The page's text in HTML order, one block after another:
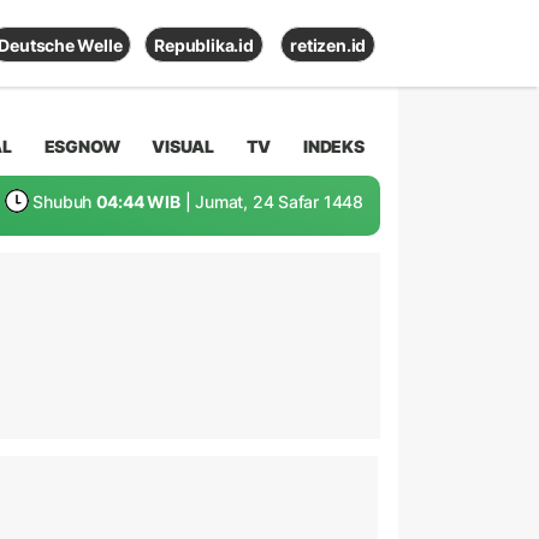
Deutsche Welle Republika.id retizen.id
ESGNOW VISUAL TV INDEKS
Shubuh 04:44 WIB | Jumat, 24 Safar 1448